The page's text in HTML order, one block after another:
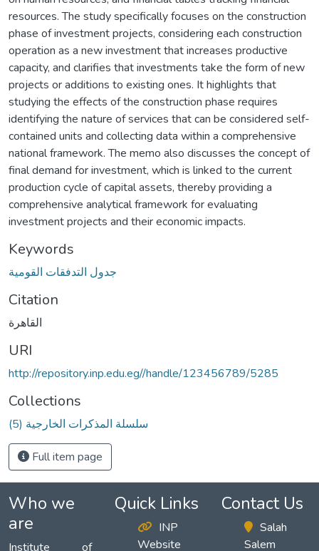
resources. The study specifically focuses on the construction
phase of investment projects, considering each construction
operation as a new investment that increases productive
capacity, and clarifies that investments take the form of new
projects or additions to existing ones. It highlights that
studying the effects of the construction phase requires
identifying the nature of services that can be considered self-
contained units and collecting data within a comprehensive
national framework. The memo also discusses the concept of
final demand for investment, which is linked to the current
production cycle of capital assets, thereby providing a
comprehensive analytical framework for evaluating
investment projects and their economic impacts.
Keywords
جدول التدفقات القومية
Citation
القاهرة
URI
http://repository.inp.edu.eg//handle/123456789/5285
Collections
(5) سلسلة المذكرات الخارجية
Full item page
Who we
are
Institute of
Quick Links
INP
Website
Contact Us
Salah
Salem